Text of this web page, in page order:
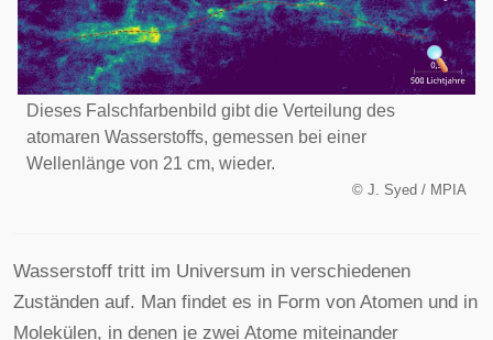
Dieses Falschfarbenbild gibt die Verteilung des
atomaren Wasserstoffs, gemessen bei einer
Wellenlänge von 21 cm, wieder.
© J. Syed / MPIA
Wasserstoff tritt im Universum in verschiedenen
Zuständen auf. Man findet es in Form von Atomen und in
Molekülen, in denen je zwei Atome miteinander